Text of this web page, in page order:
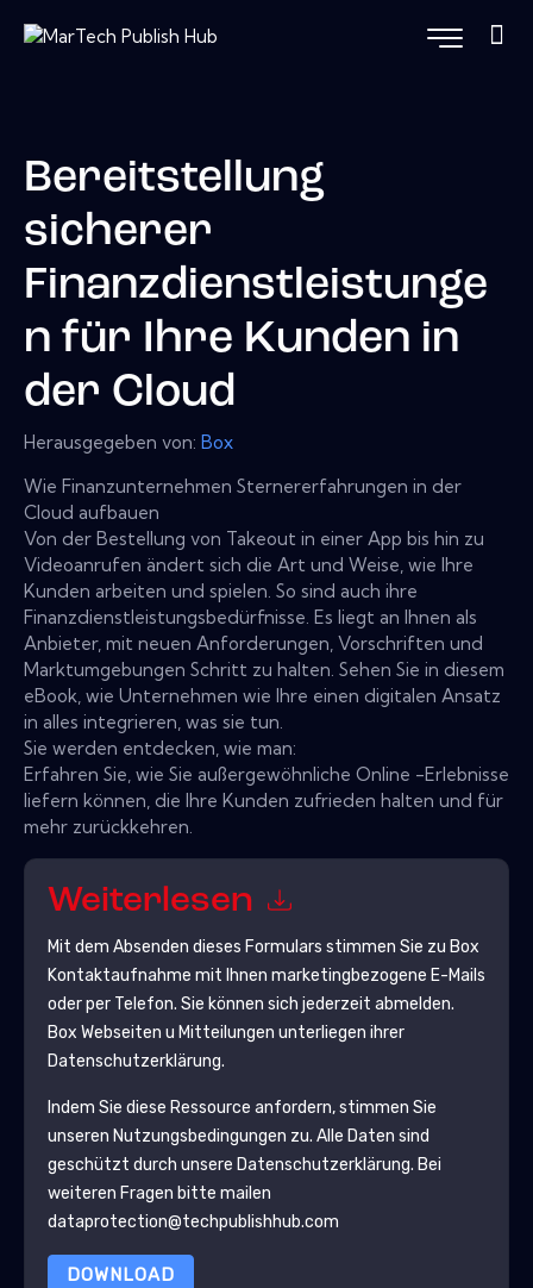
Bereitstellung
sicherer
Finanzdienstleistunge
n für Ihre Kunden in
der Cloud
Herausgegeben von: Box
Wie Finanzunternehmen Sternererfahrungen in der
Cloud aufbauen
Von der Bestellung von Takeout in einer App bis hin zu
Videoanrufen ändert sich die Art und Weise, wie Ihre
Kunden arbeiten und spielen. So sind auch ihre
Finanzdienstleistungsbedürfnisse. Es liegt an Ihnen als
Anbieter, mit neuen Anforderungen, Vorschriften und
Marktumgebungen Schritt zu halten. Sehen Sie in diesem
eBook, wie Unternehmen wie Ihre einen digitalen Ansatz
in alles integrieren, was sie tun.
Sie werden entdecken, wie man:
Erfahren Sie, wie Sie außergewöhnliche Online -Erlebnisse
liefern können, die Ihre Kunden zufrieden halten und für
mehr zurückkehren.
Weiterlesen
Mit dem Absenden dieses Formulars stimmen Sie zu Box
Kontaktaufnahme mit Ihnen marketingbezogene E-Mails
oder per Telefon. Sie können sich jederzeit abmelden.
Box Webseiten u Mitteilungen unterliegen ihrer
Datenschutzerklärung.
Indem Sie diese Ressource anfordern, stimmen Sie
unseren Nutzungsbedingungen zu. Alle Daten sind
geschützt durch unsere Datenschutzerklärung. Bei
weiteren Fragen bitte mailen
dataprotection@techpublishhub.com
DOWNLOAD